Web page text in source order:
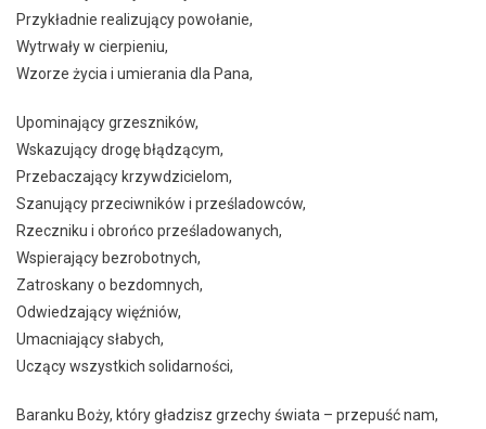
Przykładnie realizujący powołanie,
Wytrwały w cierpieniu,
Wzorze życia i umierania dla Pana,
Upominający grzeszników,
Wskazujący drogę błądzącym,
Przebaczający krzywdzicielom,
Szanujący przeciwników i prześladowców,
Rzeczniku i obrońco prześladowanych,
Wspierający bezrobotnych,
Zatroskany o bezdomnych,
Odwiedzający więźniów,
Umacniający słabych,
Uczący wszystkich solidarności,
Baranku Boży, który gładzisz grzechy świata – przepuść nam,